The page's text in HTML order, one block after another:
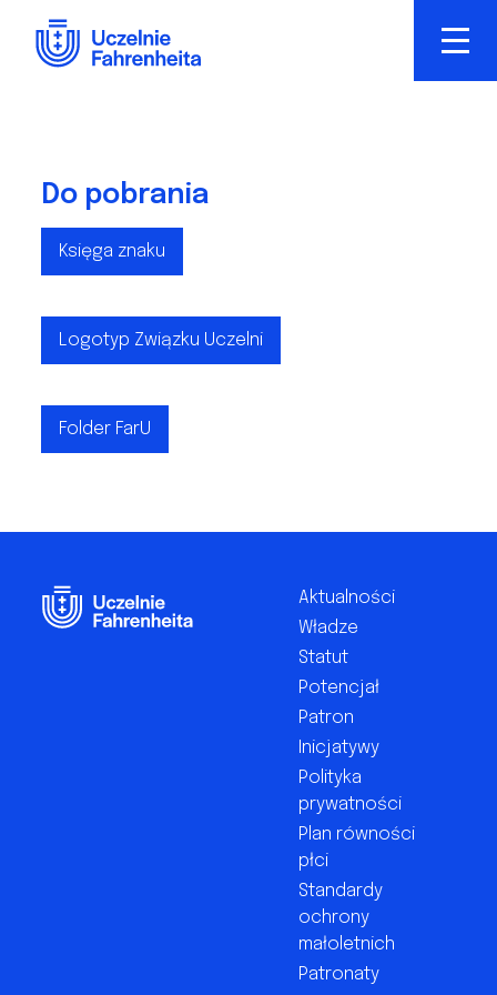
treści
Do pobrania
Księga znaku
Logotyp Związku Uczelni
Folder FarU
Aktualności
Władze
Statut
Potencjał
Patron
Inicjatywy
Polityka
prywatności
Plan równości
płci
Standardy
ochrony
małoletnich
Patronaty